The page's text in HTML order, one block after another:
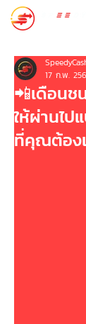
📲เดือนช
ให้ผ่านไป
ที่คุณต้อง
17 ก.พ.